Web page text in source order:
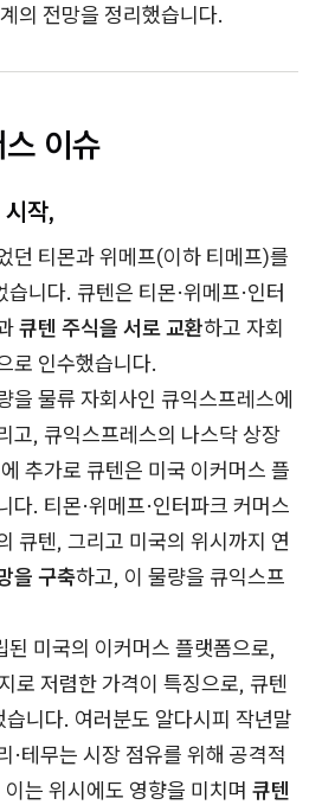
의 전망을 정리했습니다.
이슈
작,
던 티몬과 위메프(이하 티메프)를
니다. 큐텐은 티몬·위메프·인터
큐텐 주식을 서로 교환하고 자회
로 인수했습니다.
을 물류 자회사인 큐익스프레스에
고, 큐익스프레스의 나스닥 상장
추가로 큐텐은 미국 이커머스 플
다. 티몬·위메프·인터파크 커머스
큐텐, 그리고 미국의 위시까지 연
을 구축하고, 이 물량을 큐익스프
미국의 이커머스 플랫폼으로,
로 저렴한 가격이 특징으로, 큐텐
니다. 여러분도 알다시피 작년말
·테무는 시장 점유를 위해 공격적
는 위시에도 영향을 미치며 큐텐